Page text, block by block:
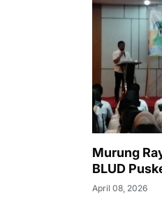
Murung
BLUD
April 08, 2026